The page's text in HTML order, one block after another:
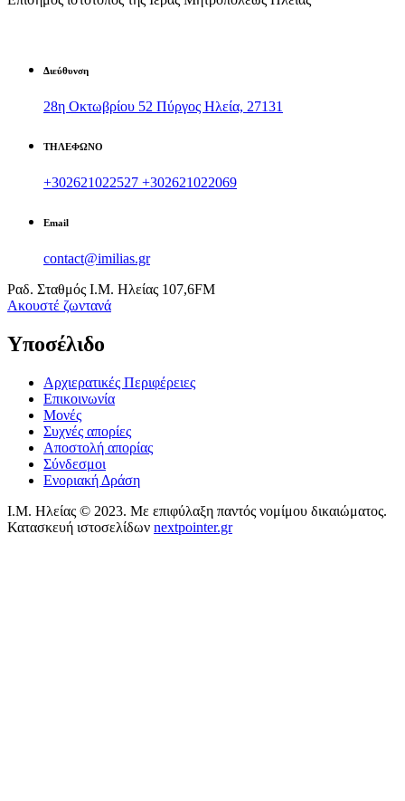
Διεύθυνση
28η Οκτωβρίου 52 Πύργος Ηλεία, 27131
ΤΗΛΕΦΩΝΟ
+302621022527 +302621022069
Email
contact@imilias.gr
Ραδ. Σταθμός Ι.Μ. Ηλείας 107,6FM
Aκουστέ ζωντανά
Υποσέλιδο
Αρχιερατικές Περιφέρειες
Επικοινωνία
Μονές
Συχνές απορίες
Αποστολή απορίας
Σύνδεσμοι
Ενοριακή Δράση
Ι.Μ. Ηλείας © 2023. Με επιφύλαξη παντός νομίμου δικαιώματος.
Κατασκευή ιστοσελίδων nextpointer.gr